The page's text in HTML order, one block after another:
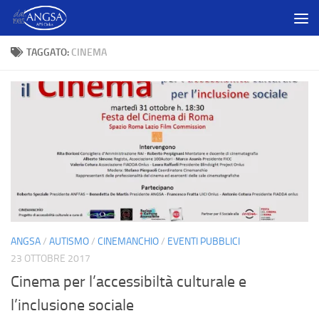
Salta al contenuto
TAGGATO: CINEMA
ANGSA/ AUTISMO/ CINEMANCHIO/ EVENTI PUBBLICI
23 OTTOBRE 2017
Cinema per l’accessibiltà culturale e
l’inclusione sociale